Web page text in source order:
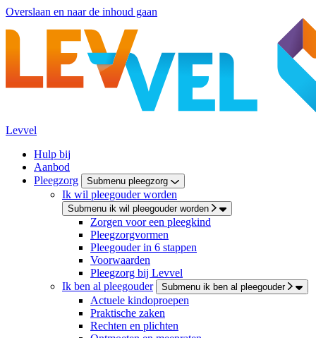
Overslaan en naar de inhoud gaan
Levvel
Hulp bij
Aanbod
Pleegzorg
Submenu pleegzorg
Ik wil pleegouder worden
Submenu ik wil pleegouder worden
Zorgen voor een pleegkind
Pleegzorgvormen
Pleegouder in 6 stappen
Voorwaarden
Pleegzorg bij Levvel
Ik ben al pleegouder
Submenu ik ben al pleegouder
Actuele kindoproepen
Praktische zaken
Rechten en plichten